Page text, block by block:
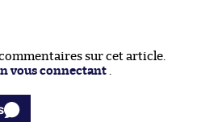
sur cet article.
vous connectant .